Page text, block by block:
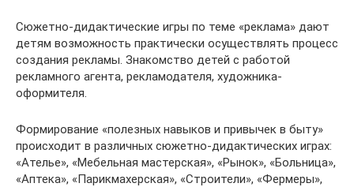
Сюжетно-дидактические игры по теме «реклама» дают
детям возможность практически осуществлять процесс
создания рекламы. Знакомство детей с работой
рекламного агента, рекламодателя, художника-
оформителя.
Формирование «полезных навыков и привычек в быту»
происходит в различных сюжетно-дидактических играх:
«Ателье», «Мебельная мастерская», «Рынок», «Больница»,
«Аптека», «Парикмахерская», «Строители», «Фермеры»,